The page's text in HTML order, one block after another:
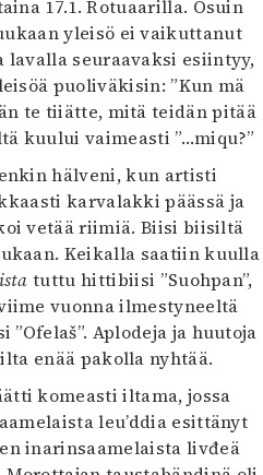
17.1. Rotuaarilla. Osuin
yleisö ei vaikuttanut
seuraavaksi esiintyy,
puoliväkisin: ”Kun mä
te tiiätte, mitä teidän pitää
kuului vaimeasti ”…miqu?”
hälveni, kun artisti
karvalakki päässä ja
vetää riimiä. Biisi biisiltä
Keikalla saatiin kuulla
tuttu hittibiisi ”Suohpan”,
vuonna ilmestyneeltä
”Ofelaš”. Aplodeja ja huutoja
enää pakolla nyhtää.
komeasti iltama, jossa
leu’ddia esittänyt
inarinsaamelaista livđeä